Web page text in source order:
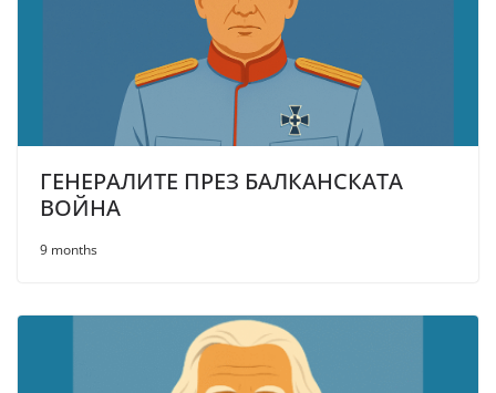
ГЕНЕРАЛИТЕ ПРЕЗ БАЛКАНСКАТА
ВОЙНА
9 months